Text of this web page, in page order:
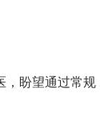
，盼望通过常规